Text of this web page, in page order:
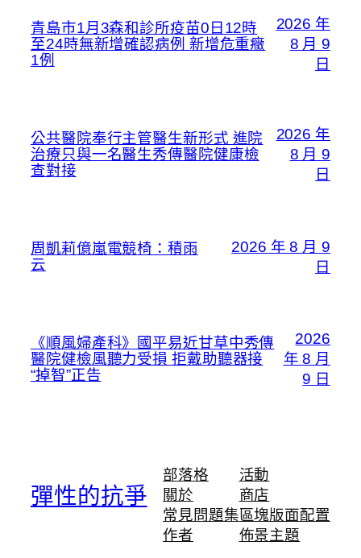
青島市1月3森和診所疫苗0日12時
至24時無新增確認病例 新增危重癥
1例
2026 年
8 月 9
日
公共醫院奉行主管醫生新形式 進院
治療只與一名醫生秀傳醫院健康檢
查對接
2026 年
8 月 9
日
周凱莉億嵐電競椅：積雨
云
2026 年 8 月 9
日
《順風婦產科》國平易近甘草中秀傳
醫院健檢風聽力受損 拒戴助聽器接
“掉智”正告
2026
年 8 月
9 日
彈性的抗爭
部落格
關於
常見問題集
作者
活動
商店
區塊版面配置
佈景主題